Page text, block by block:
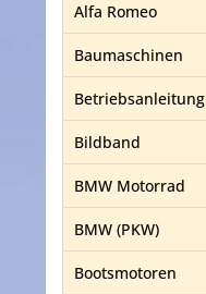
Alfa Romeo
Baumaschinen
Betriebsanleitung
Bildband
BMW Motorrad
BMW (PKW)
Bootsmotoren